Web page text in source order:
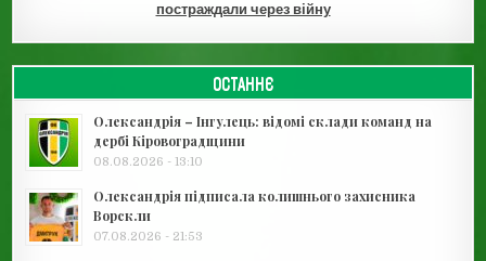
постраждали через війну
ОСТАННЄ
Олександрія – Інгулець: відомі склади команд на
дербі Кіровоградщини
08.08.2026 - 13:10
Олександрія підписала колишнього захисника
Ворскли
07.08.2026 - 21:53